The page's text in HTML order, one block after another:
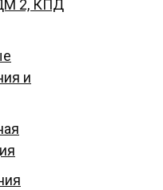
2, КПД
и